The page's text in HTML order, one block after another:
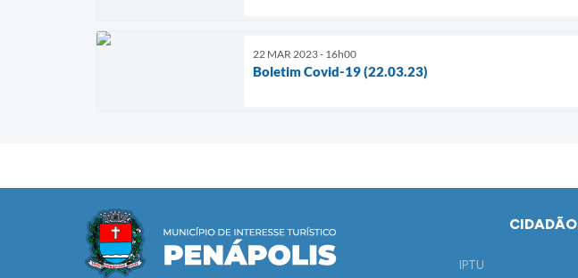
22 MAR 2023 - 16h00
Boletim Covid-19 (22.03.23)
CIDADÃO
IPTU